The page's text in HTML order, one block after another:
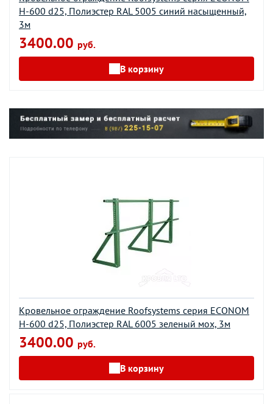
H-600 d25, Полиэстер RAL 5005 синий насыщенный,
3м
3400.00 руб.
В корзину
Кровельное ограждение Roofsystems серия ECONOM
H-600 d25, Полиэстер RAL 6005 зеленый мох, 3м
3400.00 руб.
В корзину